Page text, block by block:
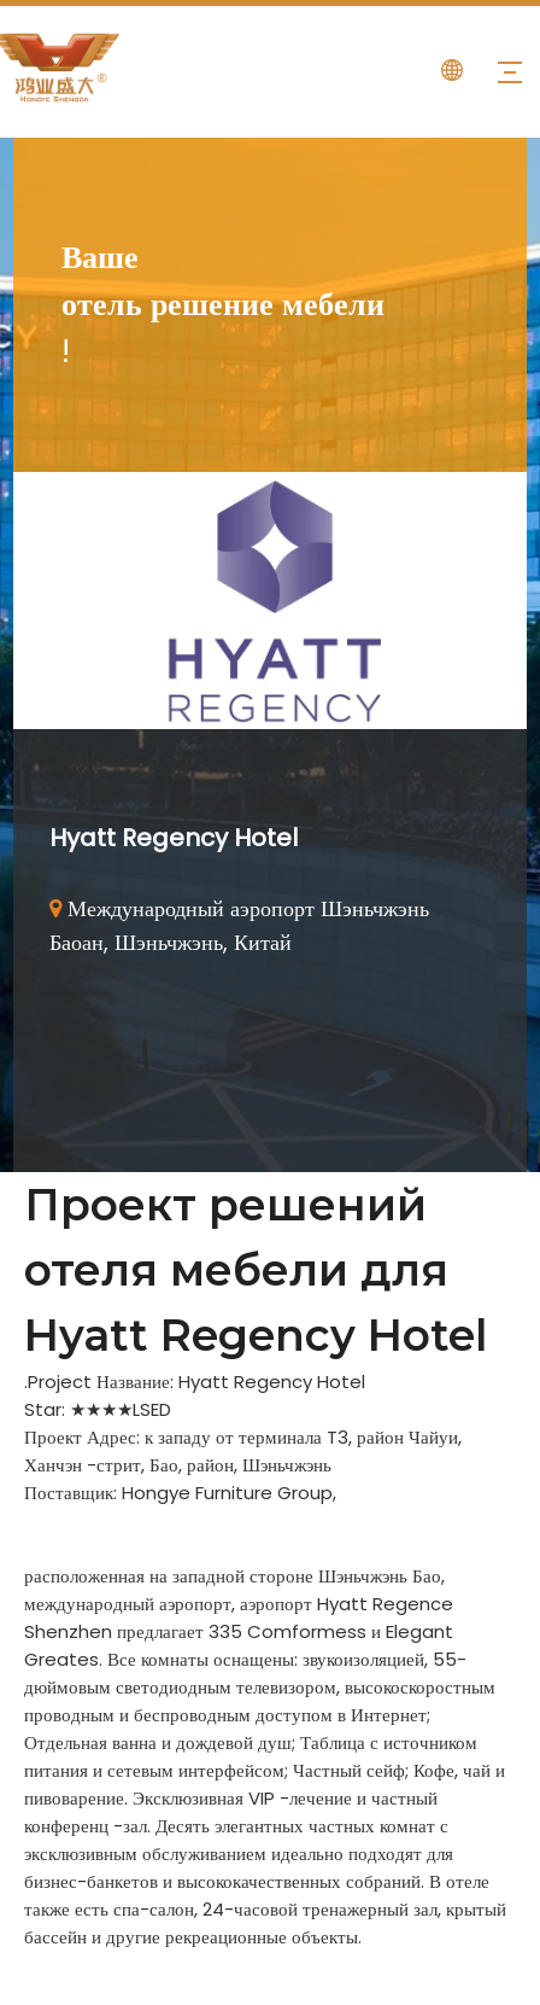
Ваше
отель решение мебели
!
Hyatt Regency Hotel
 Международный аэропорт Шэньчжэнь
Баоан, Шэньчжэнь, Китай
Проект решений
отеля мебели для
Hyatt Regency Hotel
.Project Название: Hyatt Regency Hotel
Star: ★★★★LSED
Проект Адрес: к западу от терминала T3, район Чайуи,
Ханчэн -стрит, Бао, район, Шэньчжэнь
Поставщик: Hongye Furniture Group,
расположенная на западной стороне Шэньчжэнь Бао,
международный аэропорт, аэропорт Hyatt Regence
Shenzhen предлагает 335 Comformess и Elegant
Greates. Все комнаты оснащены: звукоизоляцией, 55-
дюймовым светодиодным телевизором, высокоскоростным
проводным и беспроводным доступом в Интернет;
Отдельная ванна и дождевой душ; Таблица с источником
питания и сетевым интерфейсом; Частный сейф; Кофе, чай и
пивоварение. Эксклюзивная VIP -лечение и частный
конференц -зал. Десять элегантных частных комнат с
эксклюзивным обслуживанием идеально подходят для
бизнес-банкетов и высококачественных собраний. В отеле
также есть спа-салон, 24-часовой тренажерный зал, крытый
бассейн и другие рекреационные объекты.